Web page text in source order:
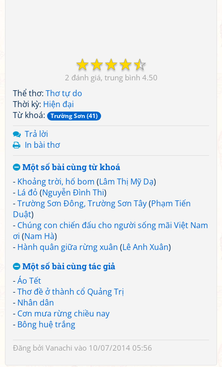
☆
☆
☆
☆
☆
2 4.50
Thể thơ: Thơ tự do
Thời kỳ: Hiện đại
Từ khoá:
Trường Sơn (41)
Trả lời
In bài thơ
Một số bài cùng từ khoá
- Khoảng trời, hố bom (Lâm Thị Mỹ Dạ)
- Lá đỏ (Nguyễn Đình Thi)
-Trường Sơn Đông, Trường Sơn Tây(Phạm Tiến
Duật)
- Chúng con chiến đấu cho người sống mãi Việt Nam
ơi (Nam Hà)
- Hành quân giữa rừng xuân (Lê Anh Xuân)
Một số bài cùng tác giả
-Áo Tết
-Thơ đề ở thành cổ Quảng Trị
- Nhân dân
- Cơn mưa rừng chiều nay
- Bông huệ trắng
Đăng bởi Vanachi vào 10/07/2014 05:56